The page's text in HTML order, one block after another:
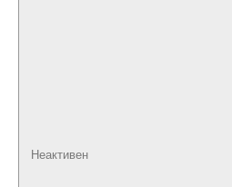
Неактивен